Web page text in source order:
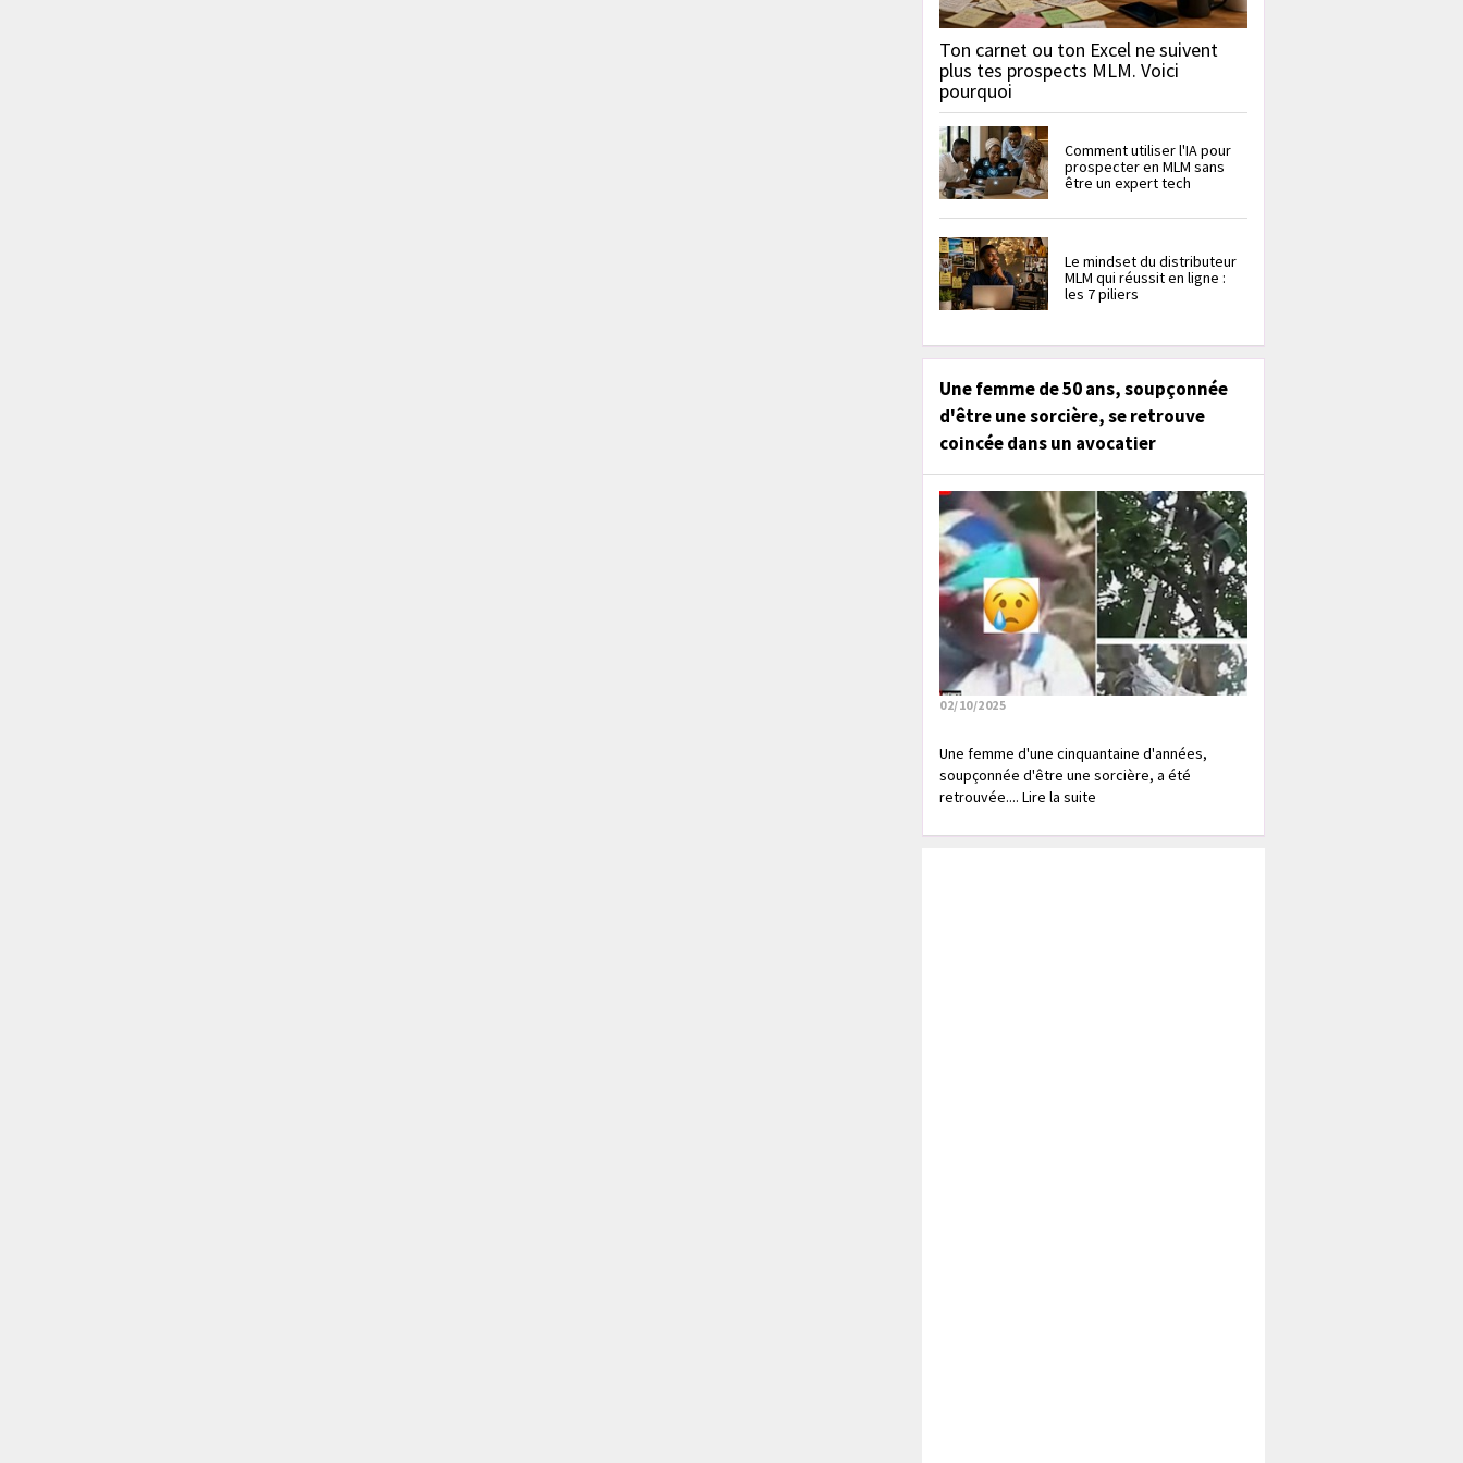
Ton carnet ou ton Excel ne suivent
plus tes prospects MLM. Voici
pourquoi
Comment utiliser l'IA pour
prospecter en MLM sans
être un expert tech
Le mindset du distributeur
MLM qui réussit en ligne :
les 7 piliers
Une femme de 50 ans, soupçonnée
d'être une sorcière, se retrouve
coincée dans un avocatier
02/10/2025
Une femme d'une cinquantaine d'années,
soupçonnée d'être une sorcière, a été
retrouvée.... Lire la suite